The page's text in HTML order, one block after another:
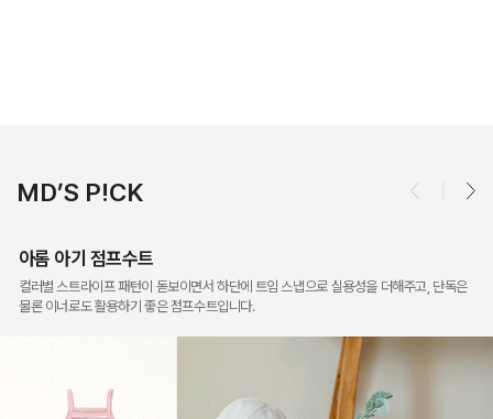
MD’S P!CK
아롬 아기 점프수트
컬러별 스트라이프 패턴이 돋보이면서 하단에 트임 스냅으로 실용성을 더해주고, 단독은
물론 이너로도 활용하기 좋은 점프수트입니다.